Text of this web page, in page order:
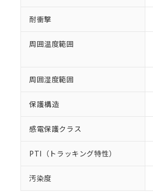
耐衝撃
周囲温度範囲
周囲湿度範囲
保護構造
感電保護クラス
PTI（トラッキング特性）
汚染度